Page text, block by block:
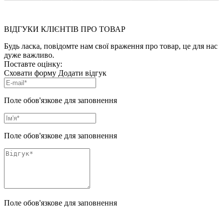
ВІДГУКИ КЛІЄНТІВ ПРО ТОВАР
Будь ласка, повідомте нам свої враження про товар, це для нас
дуже важливо.
Поставте оцінку:
Сховати форму Додати відгук
Поле обов'язкове для заповнення
Поле обов'язкове для заповнення
Поле обов'язкове для заповнення